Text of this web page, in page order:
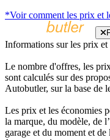
*Voir comment les prix et
Informations sur les prix
Le nombre d'offres, les
sont calculés sur des
Autobutler, sur la base de
Les prix et les économies
la marque, du modèle, de
garage et du moment et